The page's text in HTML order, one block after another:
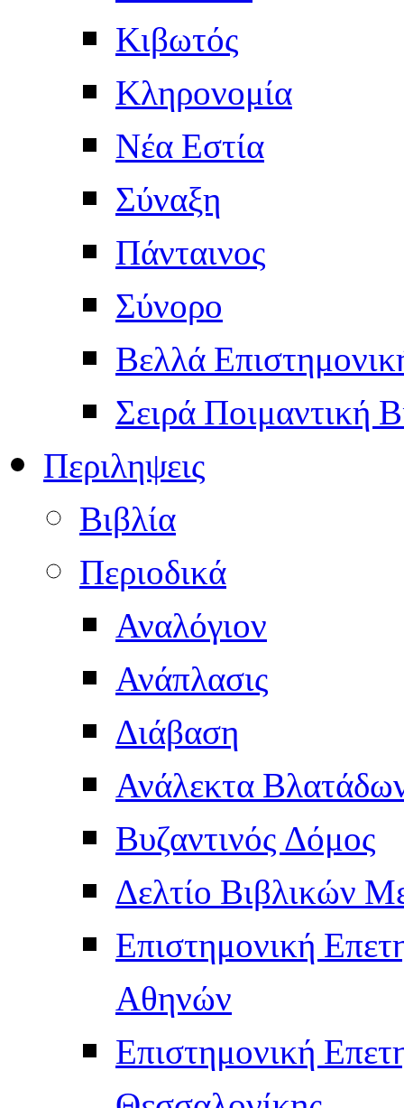
Κιβωτός
Κληρονομία
Νέα Εστία
Σύναξη
Πάνταινος
Σύνορο
Βελλά
Σειρά Ποιμαντική
Περιληψεις
Βιβλία
Περιοδικά
Αναλόγιον
Ανάπλασις
Διάβαση
Ανάλεκτα
Βυζαντινός Δόμος
Δελτίο Βιβλικών
Επιστημονική
Αθηνών
Επιστημονική